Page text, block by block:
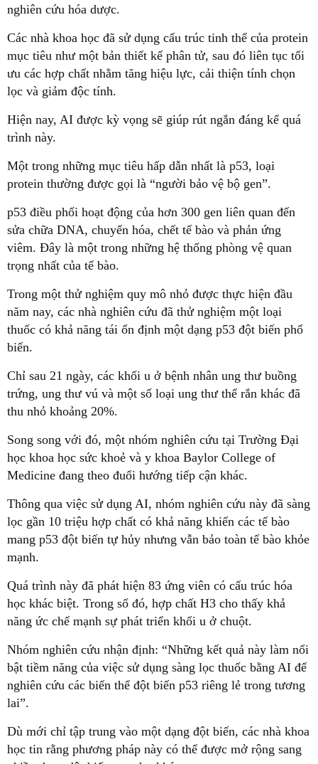
nghiên cứu hóa dược.
Các nhà khoa học đã sử dụng cấu trúc tinh thể của protein
mục tiêu như một bản thiết kế phân tử, sau đó liên tục tối
ưu các hợp chất nhằm tăng hiệu lực, cải thiện tính chọn
lọc và giảm độc tính.
Hiện nay, AI được kỳ vọng sẽ giúp rút ngắn đáng kể quá
trình này.
Một trong những mục tiêu hấp dẫn nhất là p53, loại
protein thường được gọi là “người bảo vệ bộ gen”.
p53 điều phối hoạt động của hơn 300 gen liên quan đến
sửa chữa DNA, chuyển hóa, chết tế bào và phản ứng
viêm. Đây là một trong những hệ thống phòng vệ quan
trọng nhất của tế bào.
Trong một thử nghiệm quy mô nhỏ được thực hiện đầu
năm nay, các nhà nghiên cứu đã thử nghiệm một loại
thuốc có khả năng tái ổn định một dạng p53 đột biến phổ
biến.
Chỉ sau 21 ngày, các khối u ở bệnh nhân ung thư buồng
trứng, ung thư vú và một số loại ung thư thể rắn khác đã
thu nhỏ khoảng 20%.
Song song với đó, một nhóm nghiên cứu tại Trường Đại
học khoa học sức khoẻ và y khoa Baylor College of
Medicine đang theo đuổi hướng tiếp cận khác.
Thông qua việc sử dụng AI, nhóm nghiên cứu này đã sàng
lọc gần 10 triệu hợp chất có khả năng khiến các tế bào
mang p53 đột biến tự hủy nhưng vẫn bảo toàn tế bào khỏe
mạnh.
Quá trình này đã phát hiện 83 ứng viên có cấu trúc hóa
học khác biệt. Trong số đó, hợp chất H3 cho thấy khả
năng ức chế mạnh sự phát triển khối u ở chuột.
Nhóm nghiên cứu nhận định: “Những kết quả này làm nổi
bật tiềm năng của việc sử dụng sàng lọc thuốc bằng AI để
nghiên cứu các biến thể đột biến p53 riêng lẻ trong tương
lai”.
Dù mới chỉ tập trung vào một dạng đột biến, các nhà khoa
học tin rằng phương pháp này có thể được mở rộng sang